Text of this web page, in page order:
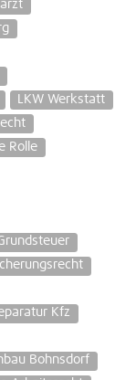
LKW Werkstatt
Rolle
Kfz
Bohnsdorf